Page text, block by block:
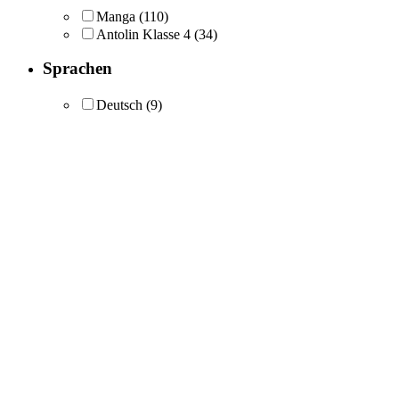
Manga (110)
Antolin Klasse 4 (34)
Sprachen
Deutsch (9)